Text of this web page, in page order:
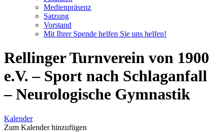
Medienpräsenz
Satzung
Vorstand
Mit Ihrer Spende helfen Sie uns helfen!
Rellinger Turnverein von 1900
e.V. – Sport nach Schlaganfall
– Neurologische Gymnastik
Kalender
Zum Kalender hinzufügen